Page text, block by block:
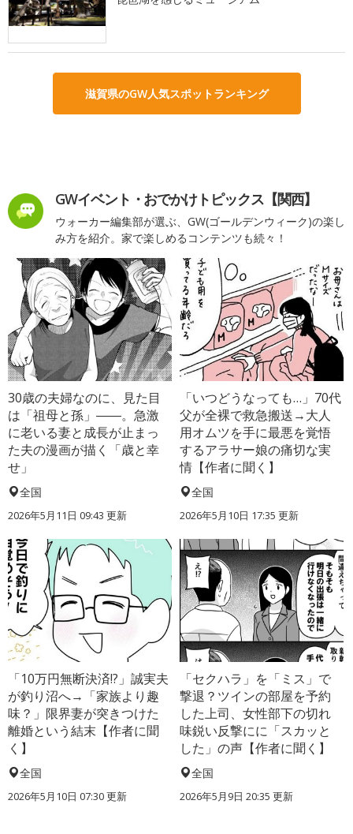
滋賀県のGW人気スポットランキング
GWイベント・おでかけトピックス【関西】
ウォーカー編集部が選ぶ、GW(ゴールデンウィーク)の楽し
み方を紹介。家で楽しめるコンテンツも続々！
30歳の夫婦なのに、見た目
は「祖母と孫」――。急激
に老いる妻と成長が止まっ
た夫の漫画が描く「歳と幸
せ」
全国
2026年5月11日 09:43 更新
「いつどうなっても…」70代
父が全裸で救急搬送→大人
用オムツを手に最悪を覚悟
するアラサー娘の痛切な実
情【作者に聞く】
全国
2026年5月10日 17:35 更新
「10万円無断決済!?」誠実夫
が釣り沼へ→「家族より趣
味？」限界妻が突きつけた
離婚という結末【作者に聞
く】
全国
2026年5月10日 07:30 更新
「セクハラ」を「ミス」で
撃退？ツインの部屋を予約
した上司、女性部下の切れ
味鋭い反撃にに「スカッと
した」の声【作者に聞く】
全国
2026年5月9日 20:35 更新